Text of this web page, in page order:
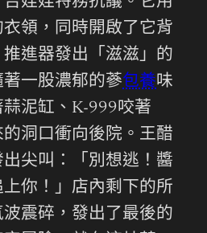
領，同時開啟了它背
進器發出「滋滋」的
一股濃郁的蔘包養味
泥缸、K-999咬著
洞口衝向後院。王醋
尖叫：「別想逃！醬
你！」店內剩下的所
震碎，發出了最後的